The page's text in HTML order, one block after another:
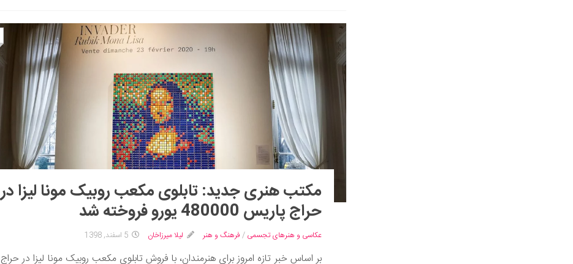
مکتب هنری جدید: تابلوی مکعب روبیک مونا لیزا در
حراج پاریس 480000 یورو فروخته شد
عکاسی و هنرهای تجسمی / فرهنگ و هنر لیلا میرزاخان 5 اسفند, 1398
بر اساس خبر تازه امروز برای هنرمندان، با فروش تابلوی مکعب روبیک مونا لیزا در حراج